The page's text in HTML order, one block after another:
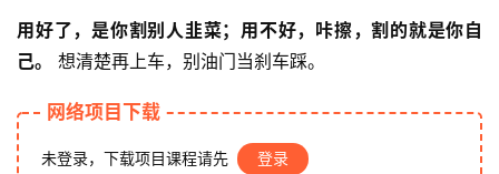
缘
创
网
用好了，是你割别人韭菜；用不好，咔擦，割的就是你自
己。
想清楚再上车，别油门当刹车踩。
网络项目下载
未登录，下载项目课程请先 登录